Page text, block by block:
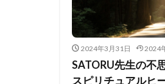
2024年3月31日 2024
SATORU先生の不
スピリチュアルヒ